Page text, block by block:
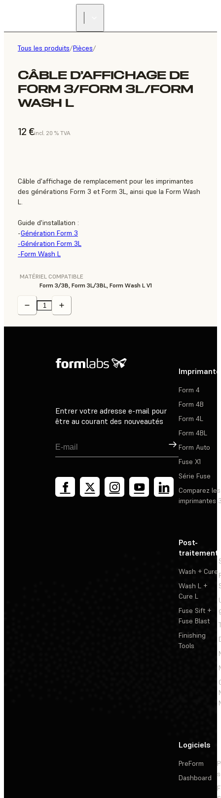
Tous les produits/Pièces/
CÂBLE D’AFFICHAGE DE
FORM 3/FORM 3L/FORM
WASH L
12 €incl. 20 % TVA
Câble d'affichage de remplacement pour les imprimantes
des générations Form 3 et Form 3L, ainsi que la Form Wash
L.
Guide d'installation :
-Génération Form 3
-Génération Form 3L
-Form Wash L
MATÉRIEL COMPATIBLE
Form 3/3B, Form 3L/3BL, Form Wash L V1
Entrer votre adresse e-mail pour
être au courant des nouveautés
Inscription
Form 4
Form 4B
Form 4L
Form 4BL
Form Auto
Fuse X1
Série Fuse
Comparez les
imprimantes
Post-
traitement
Wash + Cure
Wash L +
Cure L
Fuse Sift +
Fuse Blast
Finishing
Tools
Logiciels
PreForm
Dashboard